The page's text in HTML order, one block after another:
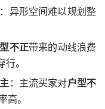
：异形空间难以规划整
不正带来的动线浪费
。
：主流买家对户型不
高。